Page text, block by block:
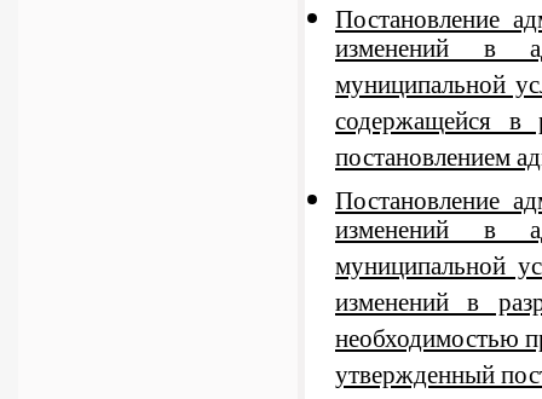
Постановление
изменений в
муниципальной
содержащейся в
постановлением
Постановление
изменений в
муниципальной
изменений в
необходимостью
утвержденный